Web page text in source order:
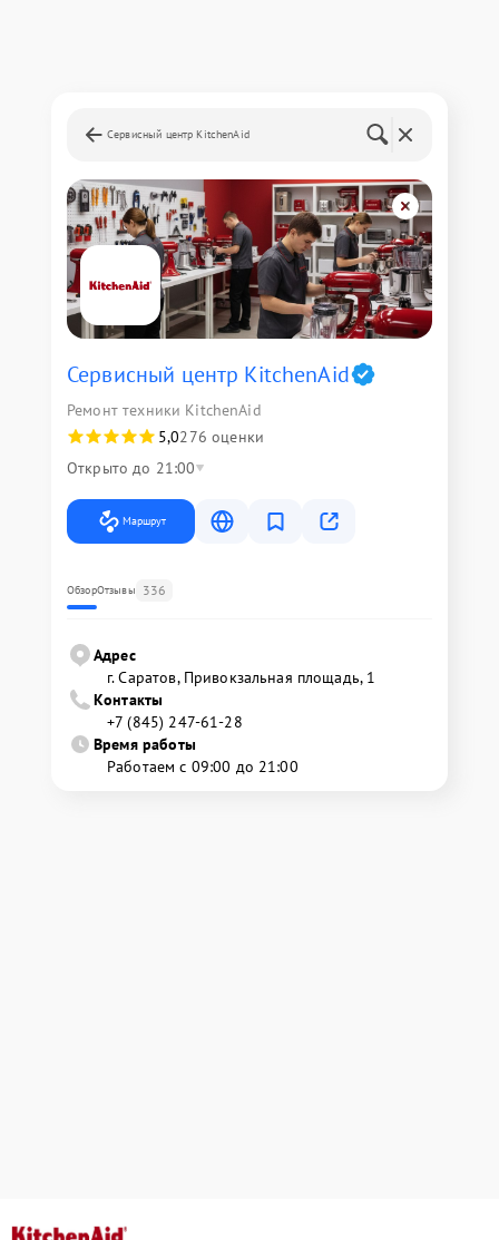
Сервисный центр KitchenAid
Сервисный центр KitchenAid
Ремонт техники KitchenAid
5,0276 оценки
Открыто до 21:00
Маршрут
ОбзорОтзывы 336
Адрес
г. Саратов, Привокзальная площадь, 1
Контакты
+7 (845) 247-61-28
Время работы
Работаем с 09:00 до 21:00